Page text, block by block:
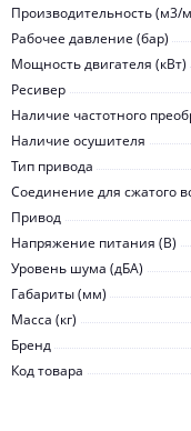
Производительность (м3/
Рабочее давление (бар)
Мощность двигателя (кВт)
Ресивер
Наличие частотного
Наличие осушителя
Тип привода
Соединение для сжатого
Привод
Напряжение питания (В)
Уровень шума (дБА)
Габариты (мм)
Масса (кг)
Бренд
Код товара